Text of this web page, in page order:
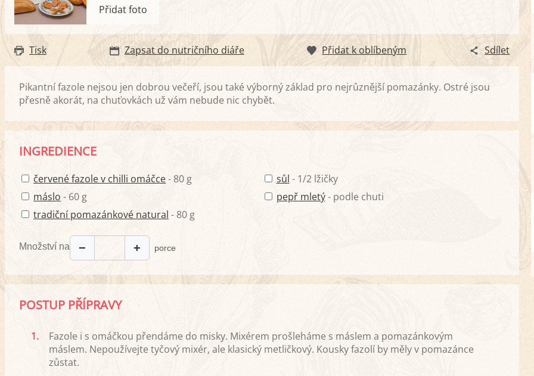
Přidat foto
Tisk Zapsat do nutričního diáře Přidat k oblíbeným Sdílet
Pikantní fazole nejsou jen dobrou večeří, jsou také výborný základ pro nejrůznější pomazánky. Ostré jsou
přesně akorát, na chuťovkách už vám nebude nic chybět.
INGREDIENCE
červené fazole v chilli omáčce- 80 g
máslo - 60 g
tradiční pomazánkové natural - 80 g
sůl - 1/2 lžičky
pepř mletý- podle chuti
Množství na − + porce
POSTUP PŘÍPRAVY
1.
Fazole i s omáčkou přendáme do misky. Mixérem prošleháme s máslem a pomazánkovým
máslem. Nepoužívejte tyčový mixér, ale klasický metličkový. Kousky fazolí by měly v pomazánce
zůstat.